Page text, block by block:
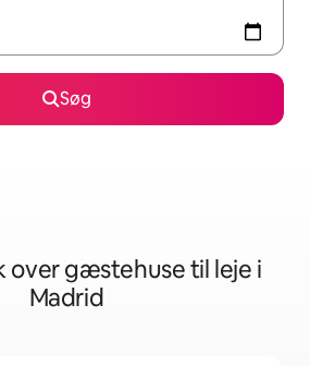
Søg
over gæstehuse til leje i
Madrid